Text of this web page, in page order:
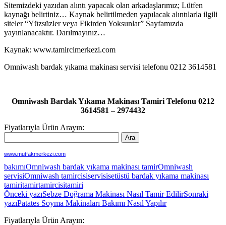
Sitemizdeki yazıdan alıntı yapacak olan arkadaşlarımız; Lütfen
kaynağı belirtiniz… Kaynak belirtilmeden yapılacak alıntılarla ilgili
siteler “Yüzsüzler veya Fikirden Yoksunlar” Sayfamızda
yayınlanacaktır. Darılmayınız…
Kaynak: www.tamircimerkezi.com
Omniwash bardak yıkama makinası servisi telefonu 0212 3614581
Omniwash Bardak Yıkama Makinası Tamiri Telefonu 0212
3614581 – 2974432
Fiyatlarıyla Ürün Arayın:
www.mutfakmerkezi.com
bakımıOmniwash bardak yıkama makinası tamirOmniwash
servisiOmniwash tamircisiservisisetüstü bardak yıkama makinası
tamiritamirtamircisitamiri
Yazı
dolaşımı
Önceki yazıSebze Doğrama Makinası Nasıl Tamir EdilirSonraki
yazıPatates Soyma Makinaları Bakımı Nasıl Yapılır
Fiyatlarıyla Ürün Arayın: